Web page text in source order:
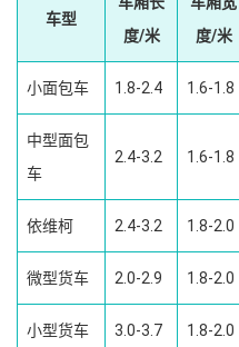
车型
度/米
度/米
小面包车 1.8-2.4 1.6-1.8
中型面包
车
2.4-3.2 1.6-1.8
依维柯 2.4-3.2 1.8-2.0
微型货车 2.0-2.9 1.8-2.0
小型货车 3.0-3.7 1.8-2.0